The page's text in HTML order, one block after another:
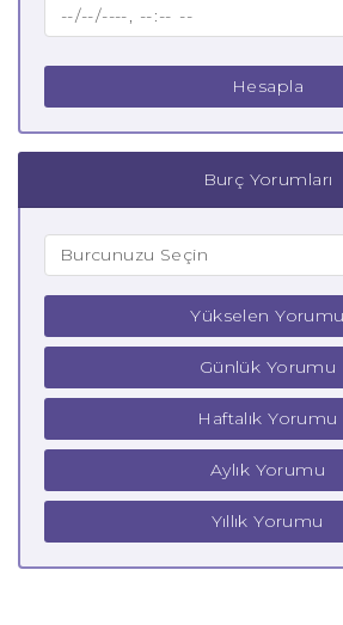
Hesapla
Burç Yorumları
Yükselen Yorumu
Günlük Yorumu
Haftalık Yorumu
Aylık Yorumu
Yıllık Yorumu